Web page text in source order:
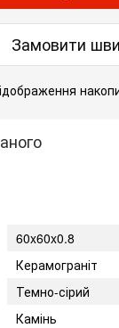
Замовити
60x60x0.8
Керамограніт
Темно-сірий
Камінь